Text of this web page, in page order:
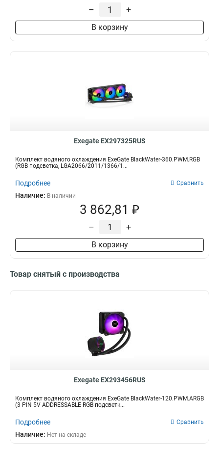
– +
В корзину
Exegate EX297325RUS
Комплект водяного охлаждения ExeGate BlackWater-360.PWM.RGB
(RGB подсветка, LGA2066/2011/1366/1...
Подробнее Сравнить
Наличие: В наличии
3 862,81 ₽
– +
В корзину
Товар снятый с производства
Exegate EX293456RUS
Комплект водяного охлаждения ExeGate BlackWater-120.PWM.ARGB
(3 PIN 5V ADDRESSABLE RGB подсветк...
Подробнее Сравнить
Наличие: Нет на складе